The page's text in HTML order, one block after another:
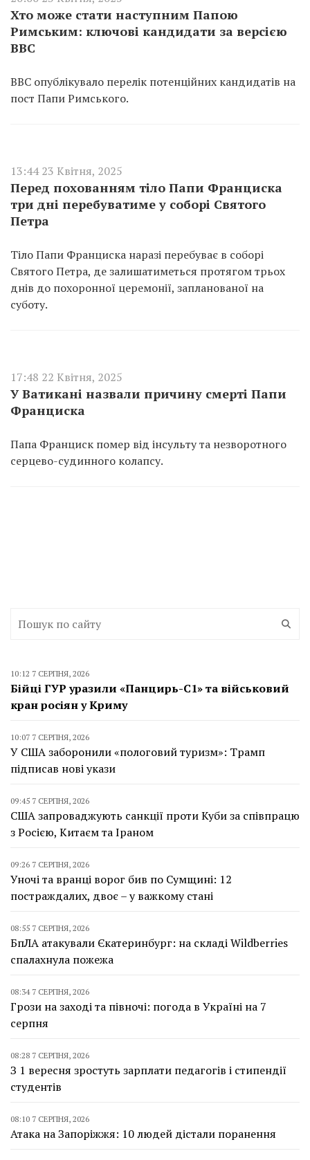
Хто може стати наступним Папою
Римським: ключові кандидати за версією
BBC
BBC опублікувало перелік потенційних кандидатів на
пост Папи Римського.
13:44 23 Квітня, 2025
Перед похованням тіло Папи Франциска
три дні перебуватиме у соборі Святого
Петра
Тіло Папи Франциска наразі перебуває в соборі
Святого Петра, де залишатиметься протягом трьох
днів до похоронної церемонії, запланованої на
суботу.
17:48 22 Квітня, 2025
У Ватикані назвали причину смерті Папи
Франциска
Папа Франциск помер від інсульту та незворотного
серцево-судинного колапсу.
10:12 7 СЕРПНЯ, 2026
Бійці ГУР уразили «Панцирь-С1» та військовий
кран росіян у Криму
10:07 7 СЕРПНЯ, 2026
У США заборонили «пологовий туризм»: Трамп
підписав нові укази
09:45 7 СЕРПНЯ, 2026
США запроваджують санкції проти Куби за співпрацю
з Росією, Китаєм та Іраном
09:26 7 СЕРПНЯ, 2026
Уночі та вранці ворог бив по Сумщині: 12
постраждалих, двоє – у важкому стані
08:55 7 СЕРПНЯ, 2026
БпЛА атакували Єкатеринбург: на складі Wildberries
спалахнула пожежа
08:34 7 СЕРПНЯ, 2026
Грози на заході та півночі: погода в Україні на 7
серпня
08:28 7 СЕРПНЯ, 2026
З 1 вересня зростуть зарплати педагогів і стипендії
студентів
08:10 7 СЕРПНЯ, 2026
Атака на Запоріжжя: 10 людей дістали поранення